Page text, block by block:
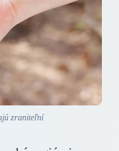
zraniteľní